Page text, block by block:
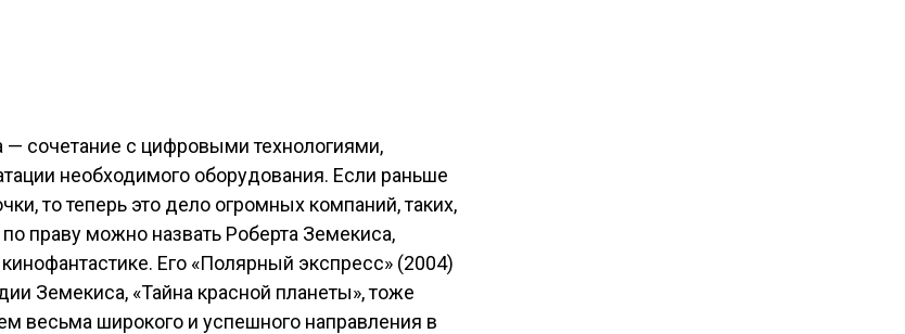
— сочетание с цифровыми технологиями,
необходимого оборудования. Если раньше
то теперь это дело огромных компаний, таких,
праву можно назвать Роберта Земекиса,
Его «Полярный экспресс» (2004)
Земекиса, «Тайна красной планеты», тоже
весьма широкого и успешного направления в